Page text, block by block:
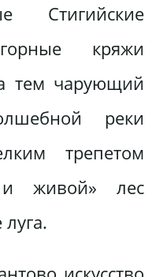
Стигийские
кряжи
тем чарующий
реки
трепетом
и живой» лес